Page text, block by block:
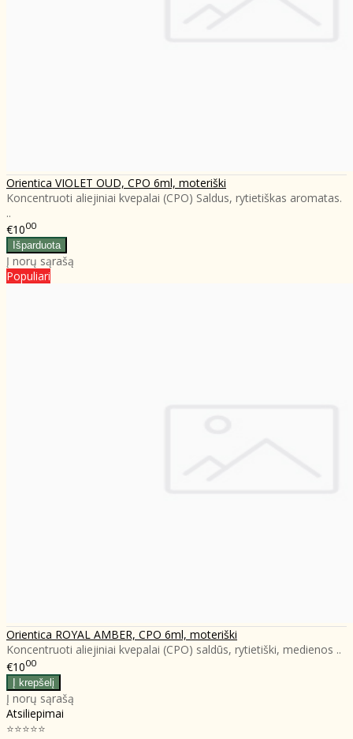
Orientica VIOLET OUD, CPO 6ml, moteriški
Koncentruoti aliejiniai kvepalai (CPO) Saldus, rytietiškas aromatas.
..
€1000
Į norų sąrašą
Populiari
Orientica ROYAL AMBER, CPO 6ml, moteriški
Koncentruoti aliejiniai kvepalai (CPO) saldūs, rytietiški, medienos ..
€1000
Į norų sąrašą
Atsiliepimai
⭐⭐⭐⭐⭐